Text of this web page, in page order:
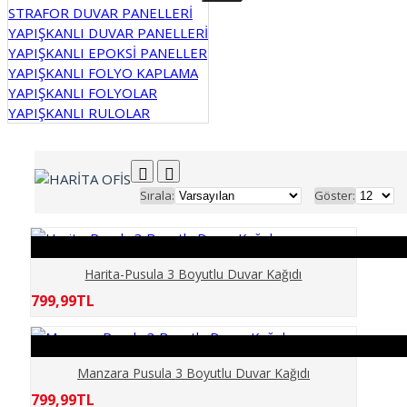
CAFE
ÇİÇEKLER
ÇOCUKLAR
DENİZ OKYANUS
DERİNLİK
DOĞA
STRAFOR DUVAR PANELLERİ
YAPIŞKANLI DUVAR PANELLERİ
YAPIŞKANLI EPOKSİ PANELLER
YAPIŞKANLI FOLYO KAPLAMA
YAPIŞKANLI FOLYOLAR
YAPIŞKANLI RULOLAR
Sırala: Göster:
Harita-Pusula 3 Boyutlu Duvar Kağıdı
799,99TL
Manzara Pusula 3 Boyutlu Duvar Kağıdı
799,99TL